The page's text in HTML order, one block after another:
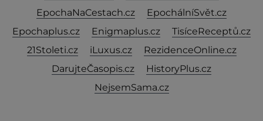
EpochaNaCestach.cz
EpochálníSvět.cz
Epochaplus.cz
Enigmaplus.cz
TisíceReceptů.cz
21Stoleti.cz
iLuxus.cz
RezidenceOnline.cz
DarujteČasopis.cz
HistoryPlus.cz
NejsemSama.cz